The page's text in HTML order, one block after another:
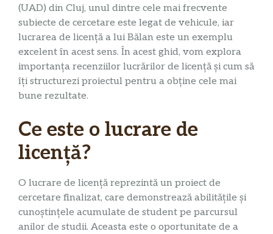
(UAD) din Cluj, unul dintre cele mai frecvente
subiecte de cercetare este legat de vehicule, iar
lucrarea de licență a lui Bălan este un exemplu
excelent în acest sens. În acest ghid, vom explora
importanța recenziilor lucrărilor de licență și cum să
îți structurezi proiectul pentru a obține cele mai
bune rezultate.
Ce este o lucrare de
licență?
O lucrare de licență reprezintă un proiect de
cercetare finalizat, care demonstrează abilitățile și
cunoștințele acumulate de student pe parcursul
anilor de studii. Aceasta este o oportunitate de a